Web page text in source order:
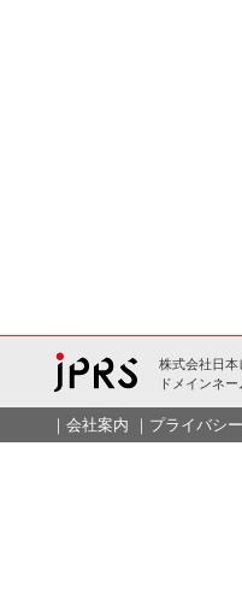
株式会社日
ドメインネ
｜ 会社案内 ｜ プライバシ